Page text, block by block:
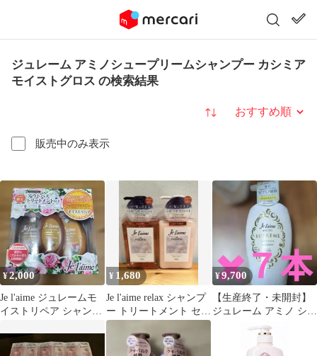
ジュレーム アミノシュープリームシャンプー カシミア
モイストグロス の検索結果
販売中のみ表示
並び替え
¥2,000
Je l'aime ジュレームモ
イストリペア シャンプ
ト
¥ 1,680
Je l'aime relax シャンプ
ー トリートメント セッ
ト 各480ml
¥9,700
【生産終了・未開封】
ジュレーム アミノ シュ
ープリーム トリートメ